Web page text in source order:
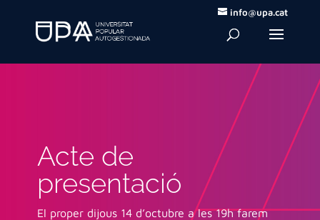
info@upa.cat
Acte de
presentació
El proper dijous 14 d’octubre a les 19h farem